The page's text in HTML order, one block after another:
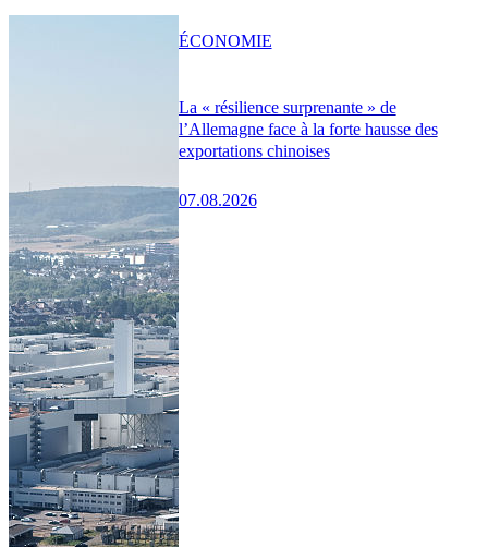
La « résilience surprenante » de
l’Allemagne face à la forte hausse des
exportations chinoises
07.08.2026
ÉCONOMIE